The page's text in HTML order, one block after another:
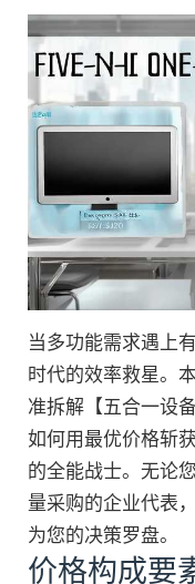
当多功能需求遇上
时代的效率救星。
准拆解【五合一设
如何用最优价格斩
的全能战士。无论
量采购的企业代表
为您的决策罗盘。
价格构成要